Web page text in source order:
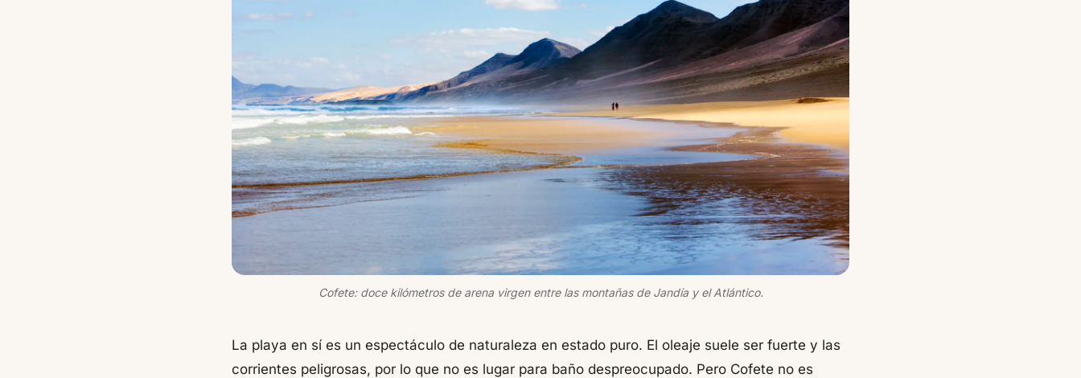
Cofete: doce kilómetros de arena virgen entre las montañas de Jandía y el Atlántico.
La playa en sí es un espectáculo de naturaleza en estado puro. El oleaje suele ser fuerte y las
corrientes peligrosas, por lo que no es lugar para baño despreocupado. Pero Cofete no es